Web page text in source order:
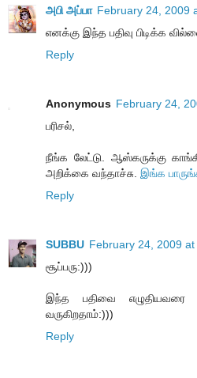
அபி அப்பா February 24, 2009
எனக்கு இந்த பதிவு பிடிக்க
Reply
Anonymous February 24,
பரிசல்,
நீங்க லேட்டு. ஆஸ்கருக்கு
அறிக்கை வந்தாச்சு. இங்க
Reply
SUBBU February 24, 2009 at
சூப்பரு:)))
இந்த பதிவை எழுதியவரை
வருகிறதாம்:)))
Reply